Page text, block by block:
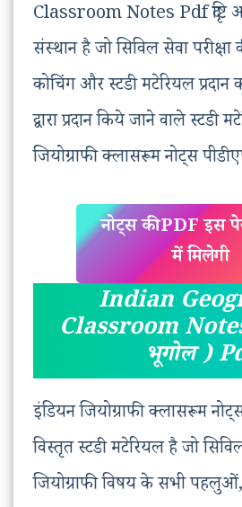
Classroom Notes Pdf
संस्थान है जो सिविल सेवा
कोचिंग और स्टडी मटेरियल प्रदान
द्वारा प्रदान किये जाने वाले स्टडी
जियोग्राफी क्लासरूम नोट्स
नोट्स की PDF इस
में मिलेगी
Indian
Classroom
भूगोल )
इंडियन जियोग्राफी क्लासरूम
विस्तृत स्टडी मटेरियल है जो
जियोग्राफी विषय के सभी